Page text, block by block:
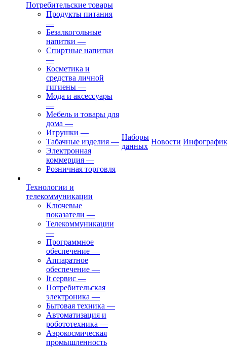
Потребительские товары
Продукты питания
—
Безалкогольные
напитки —
Спиртные напитки
—
Косметика и
средства личной
гигиены —
Мода и аксессуары
—
Мебель и товары для
дома —
Игрушки —
Табачные изделия —
Электронная
коммерция —
Розничная торговля
Технологии и
телекоммуникации
Ключевые
показатели —
Телекоммуникации
—
Программное
обеспечение —
Аппаратное
обеспечение —
It сервис —
Потребительская
электроника —
Бытовая техника —
Автоматизация и
робототехника —
Аэрокосмическая
промышленность
Наборы
данных
Новости